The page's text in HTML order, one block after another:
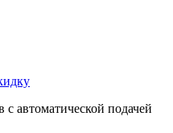
автоматической подачей